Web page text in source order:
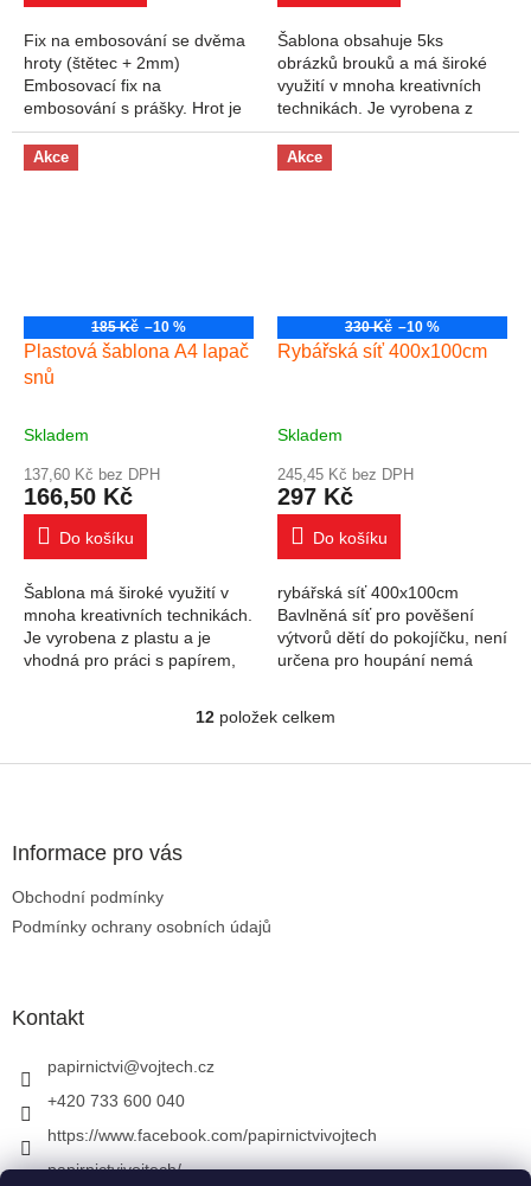
Fix na embosování se dvěma
hroty (štětec + 2mm)
Embosovací fix na
embosování s prášky. Hrot je
štětcový nebo kaligrafický.
Inkoust je pomalu schnoucí,
takže dává dostatek času k...
Šablona obsahuje 5ks
obrázků brouků a má široké
využití v mnoha kreativních
technikách. Je vyrobena z
plastu a je vhodná pro práci s
papírem, textilem nebo všude
tam, kde...
Akce
185 Kč –10 %
Plastová šablona A4 lapač
snů
Skladem
137,60 Kč bez DPH
166,50 Kč
Do košíku
Šablona má široké využití v
mnoha kreativních technikách.
Je vyrobena z plastu a je
vhodná pro práci s papírem,
Akce
330 Kč –10 %
Rybářská síť 400x100cm
Skladem
245,45 Kč bez DPH
297 Kč
Do košíku
rybářská síť 400x100cm
Bavlněná síť pro pověšení
výtvorů dětí do pokojíčku, není
určena pro houpání nemá
můžete přicvakávat...
Ovládací prvky výpisu
12 položek celkem
Informace pro vás
Obchodní podmínky
Podmínky ochrany osobních údajů
Kontakt
papirnictvi@vojtech.cz
+420 733 600 040
https://www.facebook.com/papirnictvivojtech
papirnictvivojtech/